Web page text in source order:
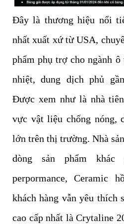
Đây là thương hiệu nổi
nhất xuất xứ từ USA,
phẩm phụ trợ cho ngành
nhiệt, dung dịch phủ
Được xem như là nhà
vực vật liệu chống nóng,
lớn trên thị trường. Nhà
dòng sản phẩm khác
perpormance, Ceramic
khách hàng vẫn yêu thích
cao cấp nhất là Crytaline